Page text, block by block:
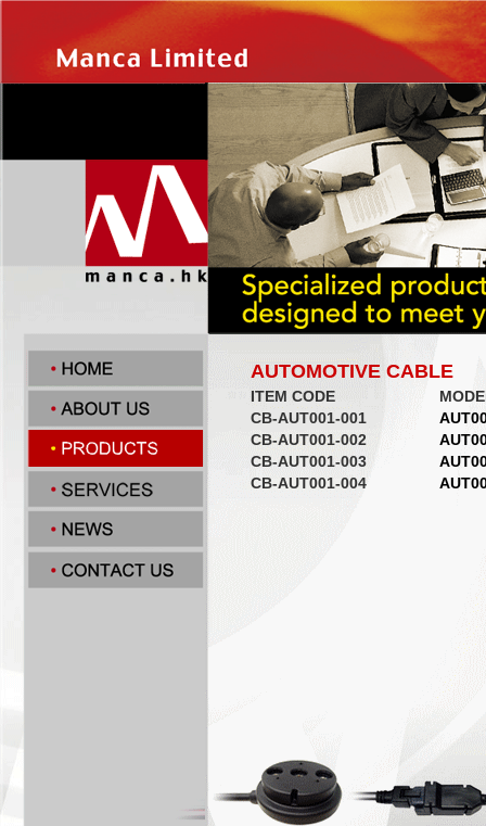
AUTOMOTIVE CABLE
ITEM CODE
CB-AUT001-001
CB-AUT001-002
CB-AUT001-003
CB-AUT001-004